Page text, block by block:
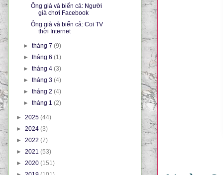
Ông già và biển cả: Người
già chơi Facebook
Ông già và biển cả: Coi TV
thời Internet
►tháng 7(9)
►tháng 6(1)
►tháng 4(3)
►tháng 3(4)
►tháng 2(4)
►tháng 1(2)
► 2025 (44)
► 2024 (3)
► 2022 (7)
► 2021 (53)
► 2020 (151)